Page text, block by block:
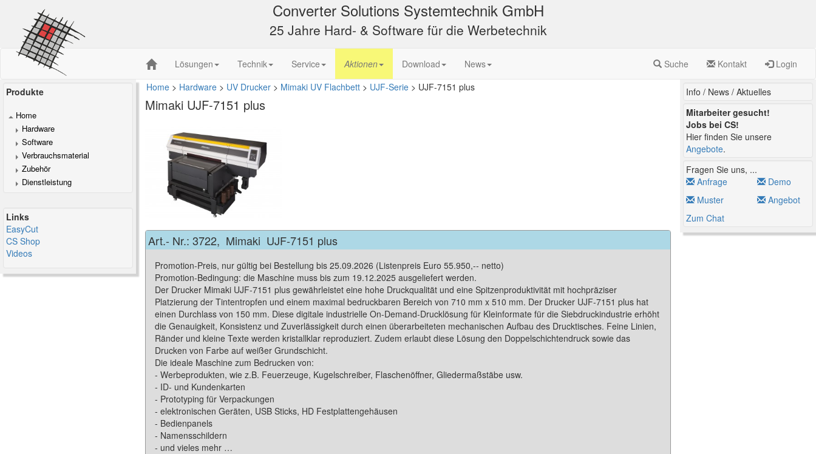
Converter Solutions Systemtechnik GmbH
25 Jahre Hard- & Software für die Werbetechnik
Lösungen Technik Service Aktionen Download News Suche Kontakt Login
Produkte
Home
Hardware
Software
Verbrauchsmaterial
Zubehör
Dienstleistung
Links
EasyCut
CS Shop
Videos
Home > Hardware > UV Drucker > Mimaki UV Flachbett > UJF-Serie > UJF-7151 plus
Mimaki UJF-7151 plus
Art.- Nr.: 3722, Mimaki UJF-7151 plus
Promotion-Preis, nur gültig bei Bestellung bis 25.09.2026 (Listenpreis Euro 55.950,-- netto)
Promotion-Bedingung: die Maschine muss bis zum 19.12.2025 ausgeliefert werden.
Der Drucker Mimaki UJF-7151 plus gewährleistet eine hohe Druckqualität und eine Spitzenproduktivität mit hochpräziser
Platzierung der Tintentropfen und einem maximal bedruckbaren Bereich von 710 mm x 510 mm. Der Drucker UJF-7151 plus hat
einen Durchlass von 150 mm. Diese digitale industrielle On-Demand-Drucklösung für Kleinformate für die Siebdruckindustrie erhöht
die Genauigkeit, Konsistenz und Zuverlässigkeit durch einen überarbeiteten mechanischen Aufbau des Drucktisches. Feine Linien,
Ränder und kleine Texte werden kristallklar reproduziert. Zudem erlaubt diese Lösung den Doppelschichtendruck sowie das
Drucken von Farbe auf weißer Grundschicht.
Die ideale Maschine zum Bedrucken von:
- Werbeprodukten, wie z.B. Feuerzeuge, Kugelschreiber, Flaschenöffner, Gliedermaßstäbe usw.
- ID- und Kundenkarten
- Prototyping für Verpackungen
- elektronischen Geräten, USB Sticks, HD Festplattengehäusen
- Bedienpanels
- Namensschildern
- und vieles mehr …
Info / News / Aktuelles
Mitarbeiter gesucht!
Jobs bei CS!
Hier finden Sie unsere
Angebote.
Fragen Sie uns, ...
Anfrage
Muster
Demo
Angebot
Zum Chat